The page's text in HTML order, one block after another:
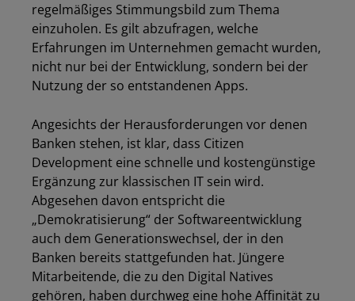
regelmäßiges Stimmungsbild zum Thema
einzuholen. Es gilt abzufragen, welche
Erfahrungen im Unternehmen gemacht wurden,
nicht nur bei der Entwicklung, sondern bei der
Nutzung der so entstandenen Apps.
Angesichts der Herausforderungen vor denen
Banken stehen, ist klar, dass Citizen
Development eine schnelle und kostengünstige
Ergänzung zur klassischen IT sein wird.
Abgesehen davon entspricht die
„Demokratisierung“ der Softwareentwicklung
auch dem Generationswechsel, der in den
Banken bereits stattgefunden hat. Jüngere
Mitarbeitende, die zu den Digital Natives
gehören, haben durchweg eine hohe Affinität zu